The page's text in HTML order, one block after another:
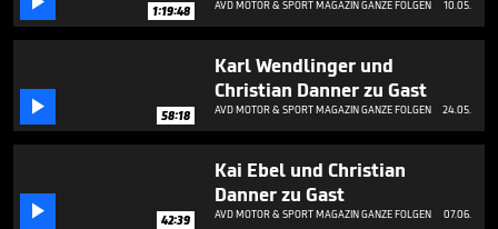
1:19:48 AVD MOTOR & SPORT MAGAZIN GANZE FOLGEN 10.05.
 58:18
Karl Wendlinger und
Christian Danner zu Gast
AVD MOTOR & SPORT MAGAZIN GANZE FOLGEN 24.05.
 42:39
Kai Ebel und Christian
Danner zu Gast
AVD MOTOR & SPORT MAGAZIN GANZE FOLGEN 07.06.